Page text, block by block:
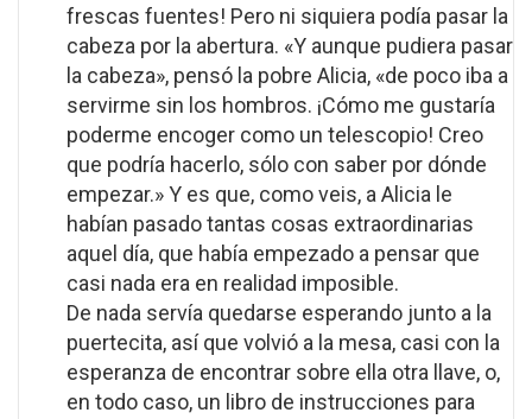
frescas fuentes! Pero ni siquiera podía pasar la
cabeza por la abertura. «Y aunque pudiera pasar
la cabeza», pensó la pobre Alicia, «de poco iba a
servirme sin los hombros. ¡Cómo me gustaría
poderme encoger como un telescopio! Creo
que podría hacerlo, sólo con saber por dónde
empezar.» Y es que, como veis, a Alicia le
habían pasado tantas cosas extraordinarias
aquel día, que había empezado a pensar que
casi nada era en realidad imposible.
De nada servía quedarse esperando junto a la
puertecita, así que volvió a la mesa, casi con la
esperanza de encontrar sobre ella otra llave, o,
en todo caso, un libro de instrucciones para